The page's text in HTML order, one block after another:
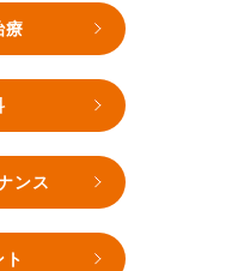
療
ンス
ト